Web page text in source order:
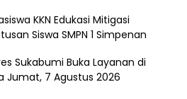
KKN Edukasi Mitigasi
Siswa SMPN 1 Simpenan
Sukabumi Buka Layanan di
Jumat, 7 Agustus 2026